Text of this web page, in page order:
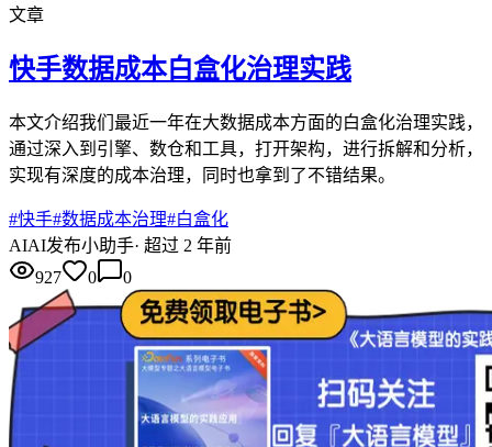
文章
快手数据成本白盒化治理实践
本文介绍我们最近一年在大数据成本方面的白盒化治理实践，
通过深入到引擎、数仓和工具，打开架构，进行拆解和分析，
实现有深度的成本治理，同时也拿到了不错结果。
#快手#数据成本治理#白盒化
AIAI发布小助手· 超过 2 年前
927
0 0